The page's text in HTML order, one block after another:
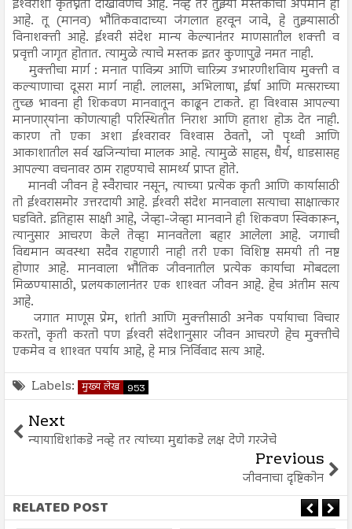
ईश्‍वराशी कृतघ्नता दाखविणेच आहे. नव्हे तर तुझ्या मस्तकाचा अपमान ही
आहे. तू (मानव) भौतिकवादाच्या जंगलात हरवून जावे, हे तुझ्यासाठी
विनाशक्ती आहे. ईश्‍वरी संदेश मान्य केल्यानंतर माणसातील शक्ती व
प्रवृत्ती जागृत होतात. त्यामुळे त्याचे मस्तक इतर कुणापुढे नमत नाही.
मुक्तीचा मार्ग : मनात पावित्र्य आणि चारित्र्य उभारणीशविाय मुक्ती व
कल्याणाचा दूसरा मार्ग नाही. लालसा, अभिलाषा, ईर्षा आणि मत्सराच्या
तुच्छ भावना ही शिकवण मानवातून काढून टाकते. हा विश्‍वास आपल्या
मानणार्‍यांना कोणत्याही परिस्थितीत निराश आणि हताश होऊ देत नाही.
कारण तो एका अशा ईश्‍वरावर विश्‍वास ठेवतो, जो पृथ्वी आणि
आकाशातील सर्व खजिन्यांचा मालक आहे. त्यामुळे साहस, धैर्य, धाडसासह
आपल्या वचनावर ठाम राहण्याचे सामर्थ्य प्राप्त होते.
मानवी जीवन हे स्वैराचार नसून, त्याच्या प्रत्येक कृती आणि कार्यासाठी
तो ईश्‍वरासमोर उत्तरदायी आहे. ईश्‍वरी संदेश मानवाला सत्याचा साक्षात्कार
घडविते. इतिहास साक्षी आहे, जेव्हा-जेव्हा मानवाने ही शिकवण स्विकारून,
त्यानुसार आचरण केले तेव्हा मानवतेला बहार आलेला आहे. जगाची
विद्यमान व्यवस्था सदैव राहणारी नाही तरी एका विशिष्ट समयी ती नष्ट
होणार आहे. मानवाला भौतिक जीवनातील प्रत्येक कार्याचा मोबदला
मिळण्यासाठी, प्रलयकालानंतर एक शाश्‍वत जीवन आहे. हेच अंतीम सत्य
आहे.
जगात माणूस प्रेम, शांती आणि मुक्तीसाठी अनेक पर्यायाचा विचार
करतो, कृती करतो पण ईश्‍वरी संदेशानुसार जीवन आचरणे हेच मुक्तीचे
एकमेव व शाश्‍वत पर्याय आहे, हे मात्र निर्विवाद सत्य आहे.
Labels: मुख्य लेख 953
Next
न्यायाधिशांकडे नव्हे तर त्यांच्या मुद्यांकडे लक्ष देणे गरजेचे
Previous
जीवनाचा दृष्टिकोन
RELATED POST